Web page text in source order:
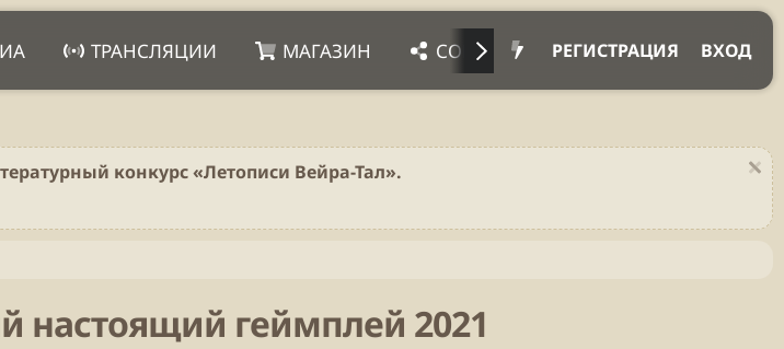
ТРАНСЛЯЦИИ МАГАЗИН СОЦ. СЕТИ ПРОЧЕЕ ВХОД
РЕГИСТРАЦИЯ
конкурс «Летописи Вейра-Тал».
настоящий геймплей 2021